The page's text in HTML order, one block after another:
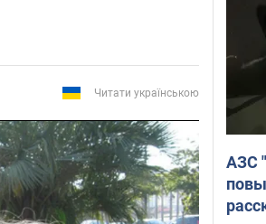
Читати українською
АЗС